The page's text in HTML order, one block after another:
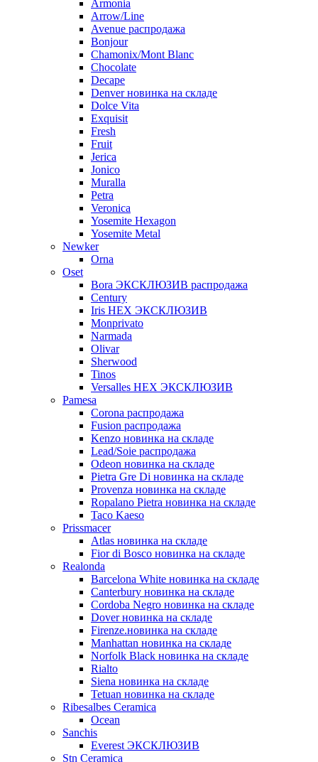
Armonia
Arrow/Line
Avenue распродажа
Bonjour
Chamonix/Mont Blanc
Chocolate
Decape
Denver новинка на складе
Dolce Vita
Exquisit
Fresh
Fruit
Jerica
Jonico
Muralla
Petra
Veroniсa
Yosemite Hexagon
Yosemite Metal
Newker
Orna
Oset
Bora ЭКСКЛЮЗИВ распродажа
Century
Iris HEX ЭКСКЛЮЗИВ
Monprivato
Narmada
Olivar
Sherwood
Tinos
Versalles HEX ЭКСКЛЮЗИВ
Pamesa
Corona распродажа
Fusion распродажа
Kenzo новинка на складе
Lead/Soie распродажа
Odeon новинка на складе
Pietra Gre Di новинка на складе
Provenza новинка на складе
Ropalano Pietra новинка на складе
Taco Kaeso
Prissmacer
Atlas новинка на складе
Fior di Bosco новинка на складе
Realonda
Barсelona White новинка на складе
Canterbury новинка на складе
Cordoba Negro новинка на складе
Dover новинка на складе
Firenze.новинка на складе
Manhattan новинка на складе
Norfolk Black новинка на складе
Rialto
Siena новинка на складе
Tetuan новинка на складе
Ribesalbes Ceramica
Ocean
Sanchis
Everest ЭКСКЛЮЗИВ
Stn Ceramica